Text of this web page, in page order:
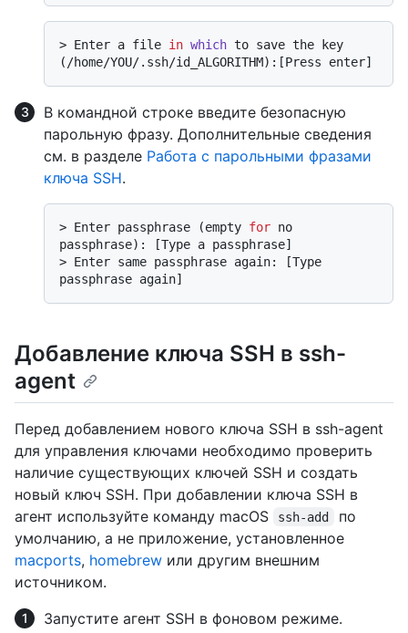
> Enter a file in which to save the key
(/home/YOU/.ssh/id_ALGORITHM):[Press enter]
В командной строке введите безопасную
парольную фразу. Дополнительные сведения
см. в разделе Работа с парольными фразами
ключа SSH.
> Enter passphrase (empty for no
passphrase): [Type a passphrase]
> Enter same passphrase again: [Type
passphrase again]
Добавление ключа SSH в ssh-
agent
Перед добавлением нового ключа SSH в ssh-agent
для управления ключами необходимо проверить
наличие существующих ключей SSH и создать
новый ключ SSH. При добавлении ключа SSH в
агент используйте команду macOS
ssh-add
по
умолчанию, а не приложение, установленное
macports, homebrew или другим внешним
источником.
Запустите агент SSH в фоновом режиме.